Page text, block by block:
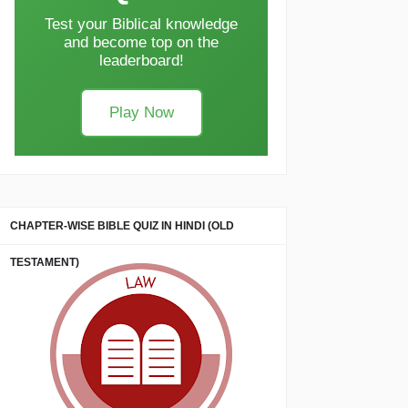
Test your Biblical knowledge
and become top on the
leaderboard!
Play Now
CHAPTER-WISE BIBLE QUIZ IN HINDI (OLD
TESTAMENT)